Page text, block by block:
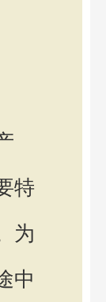
特
为
中